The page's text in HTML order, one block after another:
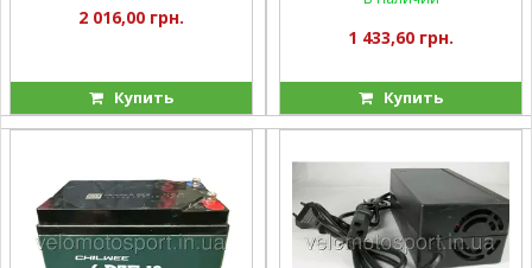
2 016,00 грн.
Купить
1 433,60 грн.
Купить